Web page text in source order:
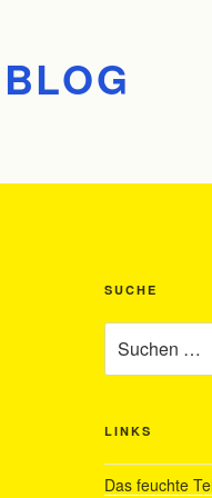
SUCHE
nach:
LINKS
Das feuchte